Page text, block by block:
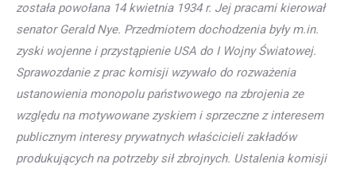
została powołana 14 kwietnia 1934 r. Jej pracami kierował
senator Gerald Nye. Przedmiotem dochodzenia były m.in.
zyski wojenne i przystąpienie USA do I Wojny Światowej.
Sprawozdanie z prac komisji wzywało do rozważenia
ustanowienia monopolu państwowego na zbrojenia ze
względu na motywowane zyskiem i sprzeczne z interesem
publicznym interesy prywatnych właścicieli zakładów
produkujących na potrzeby sił zbrojnych. Ustalenia komisji